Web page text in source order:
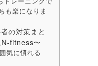
も楽になりま
の対策まと
N-fitness〜
気に慣れる